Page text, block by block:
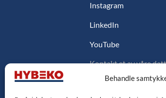
Behandle
Instagram
LinkedIn
YouTube
Kontakt et av våre
Sverige, Danmark